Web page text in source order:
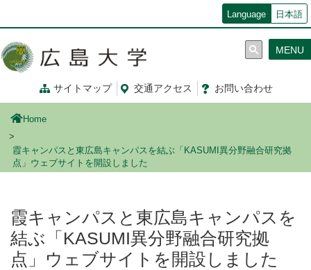
コ
ン
移
Language 日本語
サイトマップ 交通アクセス お問い合わせ
MENU
Home
霞キャンパスと東広島キャンパスを結ぶ「KASUMI異分野融合研究拠
点」ウェブサイトを開設しました
霞キャンパスと東広島キャンパスを
結ぶ「KASUMI異分野融合研究拠
点」ウェブサイトを開設しました